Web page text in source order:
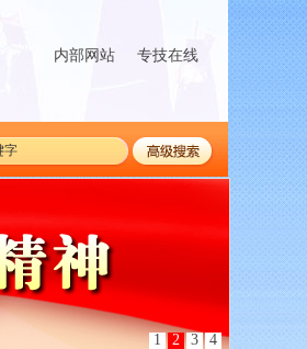
内部网站 专技在线
1 2 3 4